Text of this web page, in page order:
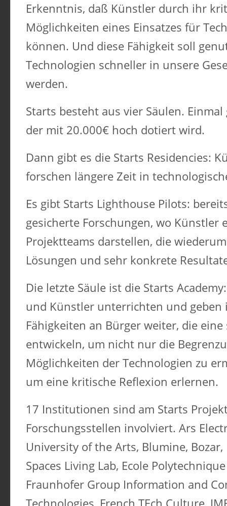
Erkenntnis, daß Künstler durch ihr
Möglichkeiten eines Einsatzes für
können. Und diese Fähigkeit soll
Technologien schneller in unsere
werden.
Starts besteht aus vier Säulen.
der mit 20.000€ hoch dotiert wird.
Dann gibt es die Starts Residencies:
forschen längere Zeit in
Es gibt Starts Lighthouse Pilots:
gesicherte Forschungen, wo Künstler
Projektteams darstellen, die
Lösungen und sehr konkrete
Die letzte Säule ist die Starts
und Künstler unterrichten und geben
Fähigkeiten an Bürger weiter, die
entwickeln, um nicht nur die
Möglichkeiten der Technologien zu
um eine kritische Reflexion erlernen.
17 Institutionen sind am Starts
Forschungsstellen involviert. Ars
University of the Arts, Blumine,
Spaces Living Lab, Ecole
Fraunhofer Group Information and